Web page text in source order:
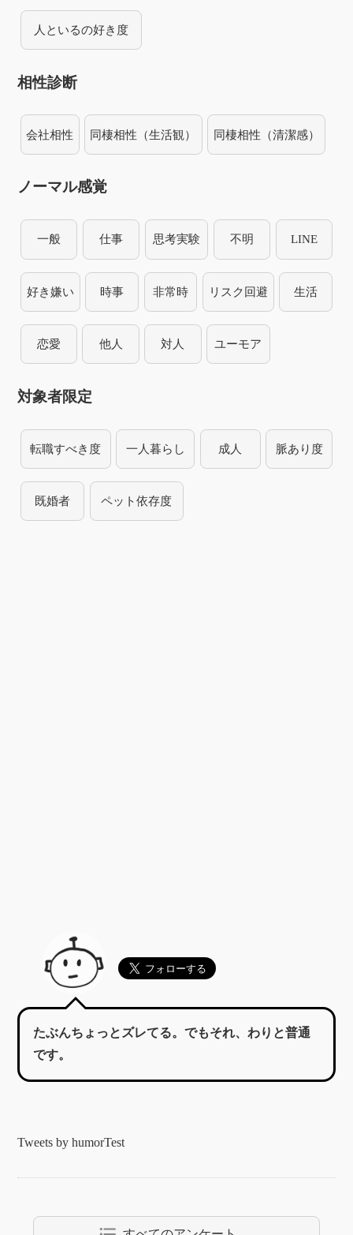
人といるの好き度
相性診断
会社相性 同棲相性（生活観） 同棲相性（清潔感）
ノーマル感覚
一般 仕事 思考実験 不明 LINE
好き嫌い 時事 非常時 リスク回避 生活
恋愛 他人 対人 ユーモア
対象者限定
転職すべき度 一人暮らし 成人 脈あり度
既婚者 ペット依存度
たぶんちょっとズレてる。でもそれ、わりと普通
です。
Tweets by humorTest